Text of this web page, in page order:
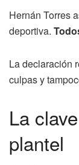
Hernán Torres
deportiva.
La declaración
culpas y
La
plantel